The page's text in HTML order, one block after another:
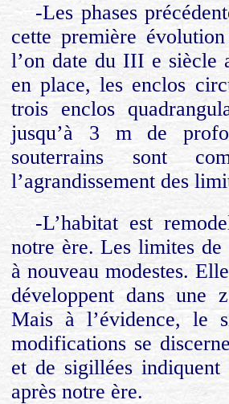
-Les phases
cette première
l’on date du III e siècle
en place, les enclos
trois enclos
jusqu’à 3 m de
souterrains sont
l’agrandissement des
-L’habitat est
notre ère. Les limites de
à nouveau modestes.
développent dans une
Mais à l’évidence, le
modifications se
et de sigillées indiquent
après notre ère.